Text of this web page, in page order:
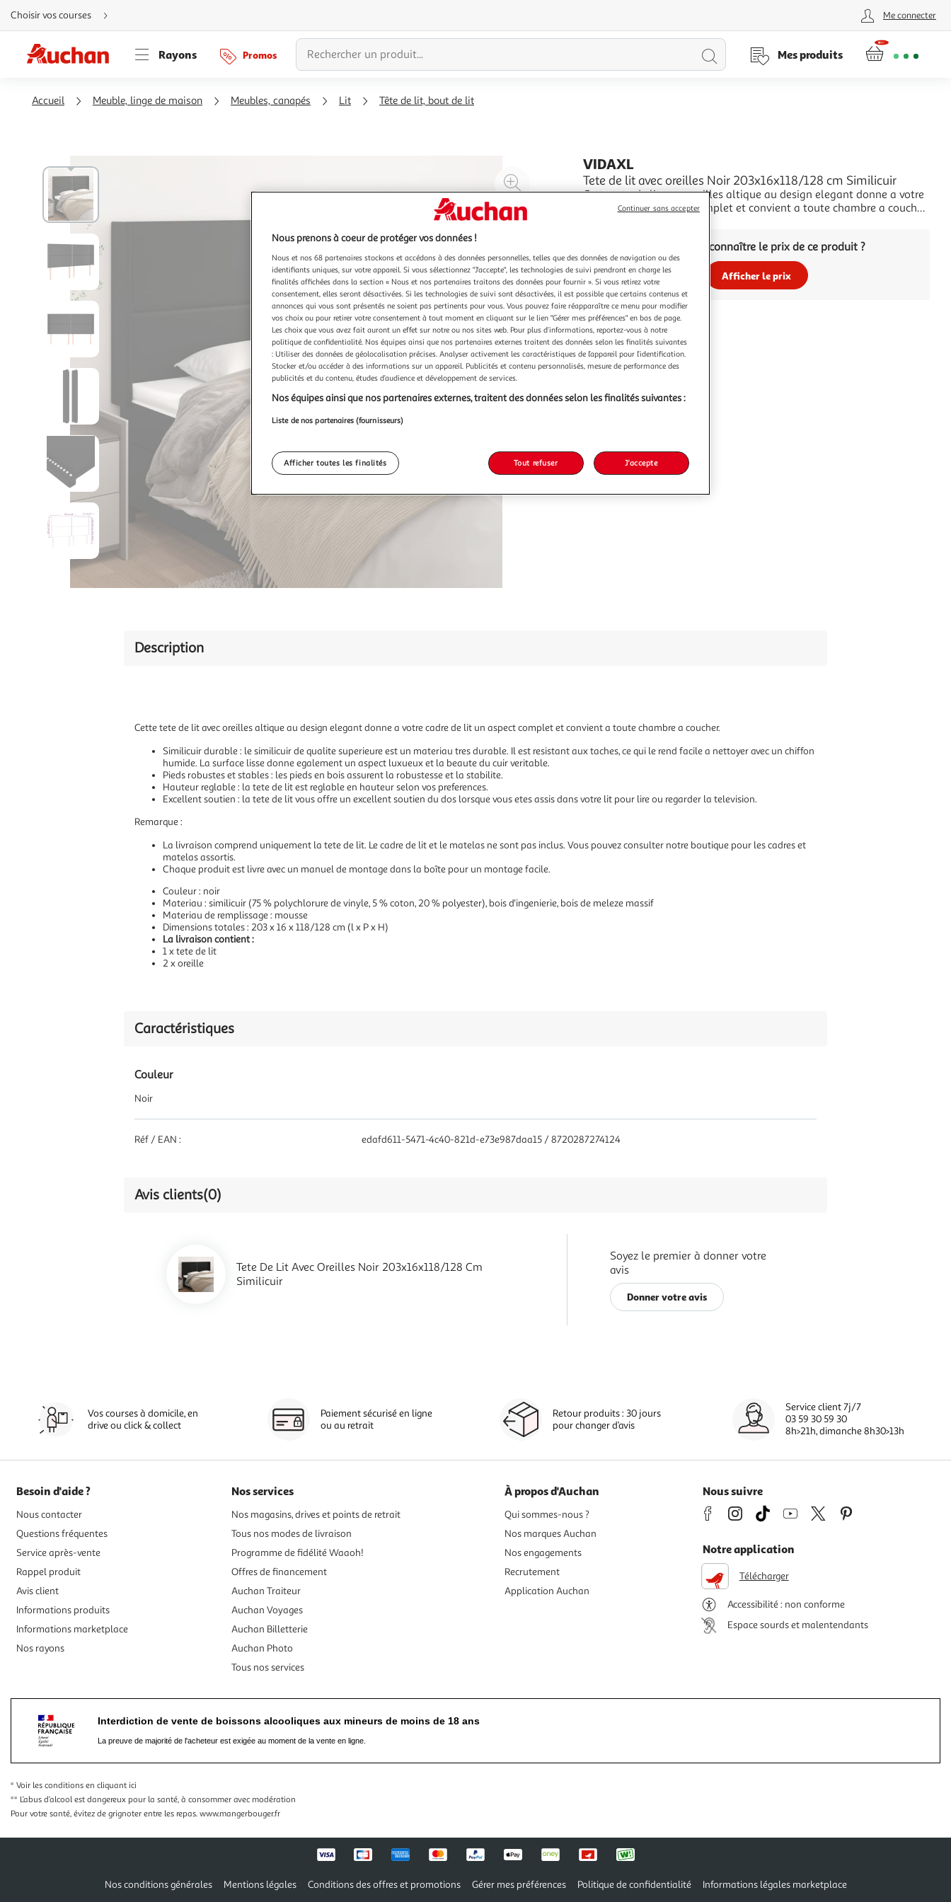
Aller
directement
au
Aller
directement
à
Aller
directement
rubrique
Choisir vos courses Me connecter
Rayons Promos
Lancer
Mes produits
Accueil Meuble, linge de maison Meubles, canapés Lit Tête de lit, bout de lit
Agrandir
l'illustration
à
Réduire
à
100
%
Partager
le
produit
VIDAXL
Tete de lit avec oreilles Noir 203x16x118/128 cm Similicuir
Cette tete de lit avec oreilles altique au design elegant donne a votre
cadre de lit un aspect complet et convient a toute chambre a coucher.
Vous voulez connaître le prix de ce produit ?
Afficher le prix
Description
Cette tete de lit avec oreilles altique au design elegant donne a votre cadre de lit un aspect complet et convient a toute chambre a coucher.
Similicuir durable : le similicuir de qualite superieure est un materiau tres durable. Il est resistant aux taches, ce qui le rend facile a nettoyer avec un chiffon
humide. La surface lisse donne egalement un aspect luxueux et la beaute du cuir veritable.
Pieds robustes et stables : les pieds en bois assurent la robustesse et la stabilite.
Hauteur reglable : la tete de lit est reglable en hauteur selon vos preferences.
Excellent soutien : la tete de lit vous offre un excellent soutien du dos lorsque vous etes assis dans votre lit pour lire ou regarder la television.
Remarque :
La livraison comprend uniquement la tete de lit. Le cadre de lit et le matelas ne sont pas inclus. Vous pouvez consulter notre boutique pour les cadres et
matelas assortis.
Chaque produit est livre avec un manuel de montage dans la boîte pour un montage facile.
Couleur : noir
Materiau : similicuir (75 % polychlorure de vinyle, 5 % coton, 20 % polyester), bois d'ingenierie, bois de meleze massif
Materiau de remplissage : mousse
Dimensions totales : 203 x 16 x 118/128 cm (l x P x H)
La livraison contient :
1 x tete de lit
2 x oreille
Caractéristiques
Couleur
Noir
Réf / EAN : edafd611-5471-4c40-821d-e73e987daa15 / 8720287274124
Avis clients(0)
Tete De Lit Avec Oreilles Noir 203x16x118/128 Cm
Similicuir
Soyez le premier à donner votre
avis
Donner votre avis
Vos courses à domicile, en
drive ou click & collect
Paiement sécurisé en ligne
ou au retrait
Retour produits : 30 jours
pour changer d’avis
Service client 7j/7
03 59 30 59 30
8h>21h, dimanche 8h30>13h
Besoin d'aide ?
Nous contacter
Questions fréquentes
Service après-vente
Rappel produit
Avis client
Informations produits
Informations marketplace
Nos rayons
Nos services
Nos magasins, drives et points de retrait
Tous nos modes de livraison
Programme de fidélité Waaoh!
Offres de financement
Auchan Traiteur
Auchan Voyages
Auchan Billetterie
Auchan Photo
Tous nos services
À propos d'Auchan
Qui sommes-nous ?
Nos marques Auchan
Nos engagements
Recrutement
Application Auchan
Nous suivre
Notre application
Télécharger
Accessibilité : non conforme
Espace sourds et malentendants
Interdiction de vente de boissons alcooliques aux mineurs de moins de 18 ans
La preuve de majorité de l'acheteur est exigée au moment de la vente en ligne.
* Voir les conditions en cliquant ici
** L’abus d’alcool est dangereux pour la santé, à consommer avec modération
Pour votre santé, évitez de grignoter entre les repas. www.mangerbouger.fr
Nos conditions générales Mentions légales Conditions des offres et promotions Gérer mes préférences Politique de confidentialité Informations légales marketplace
Nous prenons à coeur de protéger vos données !
Nous et nos 68 partenaires stockons et accédons à des données personnelles, telles que des données de navigation ou des
identifiants uniques, sur votre appareil. Si vous sélectionnez "J'accepte", les technologies de suivi prendront en charge les
finalités affichées dans la section « Nous et nos partenaires traitons des données pour fournir ». Si vous retirez votre
consentement, elles seront désactivées. Si les technologies de suivi sont désactivées, il est possible que certains contenus et
annonces qui vous sont présentés ne soient pas pertinents pour vous. Vous pouvez faire réapparaître ce menu pour modifier
vos choix ou pour retirer votre consentement à tout moment en cliquant sur le lien "Gérer mes préférences" en bas de page.
Les choix que vous avez fait auront un effet sur notre ou nos sites web. Pour plus d’informations, reportez-vous à notre
politique de confidentialité. Nos équipes ainsi que nos partenaires externes traitent des données selon les finalités suivantes
: Utiliser des données de géolocalisation précises. Analyser activement les caractéristiques de l’appareil pour l’identification.
Stocker et/ou accéder à des informations sur un appareil. Publicités et contenu personnalisés, mesure de performance des
publicités et du contenu, études d’audience et développement de services.
Nos équipes ainsi que nos partenaires externes, traitent des données selon les finalités suivantes :
Liste de nos partenaires (fournisseurs)
Afficher toutes les finalités Tout refuser J'accepte
Continuer sans accepter